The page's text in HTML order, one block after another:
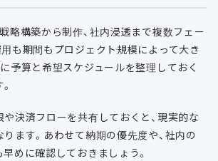
略構築から制作、社内浸透まで複数フェー
も期間もプロジェクト規模によって大き
予算と希望スケジュールを整理しておく
決済フローを共有しておくと、現実的な
ます。あわせて納期の優先度や、社内の
めに確認しておきましょう。